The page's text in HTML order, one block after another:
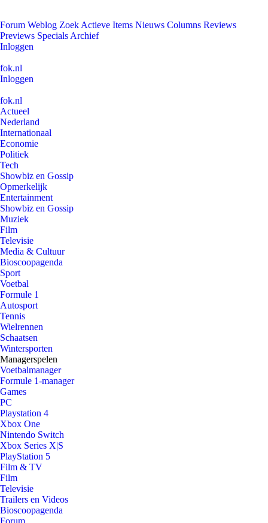
Forum Weblog Zoek Actieve Items Nieuws Columns Reviews
Previews Specials Archief
Inloggen
fok.nl
Inloggen
fok.nl
Actueel
Nederland
Internationaal
Economie
Politiek
Tech
Showbiz en Gossip
Opmerkelijk
Entertainment
Showbiz en Gossip
Muziek
Film
Televisie
Media & Cultuur
Bioscoopagenda
Sport
Voetbal
Formule 1
Autosport
Tennis
Wielrennen
Schaatsen
Wintersporten
Managerspelen
Voetbalmanager
Formule 1-manager
Games
PC
Playstation 4
Xbox One
Nintendo Switch
Xbox Series X|S
PlayStation 5
Film & TV
Film
Televisie
Trailers en Videos
Bioscoopagenda
Forum